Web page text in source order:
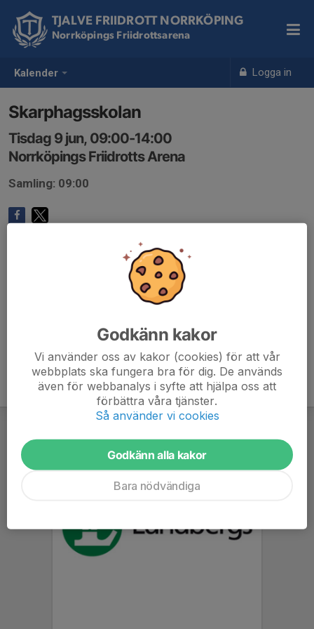
Kalender Logga in
TJALVE FRIIDROTT NORRKÖPING
Norrköpings Friidrottsarena
Skarphagsskolan
Tisdag 9 jun, 09:00-14:00
Norrköpings Friidrotts Arena
Samling: 09:00
Godkänn kakor
Vi använder oss av kakor (cookies) för att vår
webbplats ska fungera bra för dig. De används
även för webbanalys i syfte att hjälpa oss att
förbättra våra tjänster.
Så använder vi cookies
Godkänn alla kakor
Bara nödvändiga